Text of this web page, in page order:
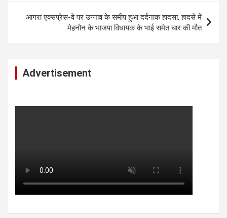
आगरा एक्सप्रेस-वे पर उन्नाव के समीप हुआ दर्दनाक हादसा, हादसे में
मेहनौन के भाजपा विधायक के भाई समेत चार की मौत
Advertisement